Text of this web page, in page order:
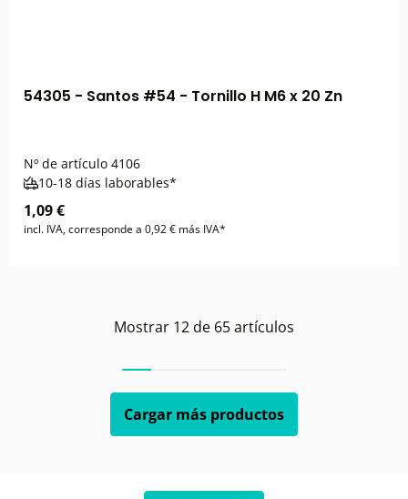
54305 - Santos #54 - Tornillo H M6 x 20 Zn
Nº de artículo 4106
10-18 días laborables*
1,09 €
incl. IVA, corresponde a 0,92 € más IVA*
Mostrar 12de 65artículos
Cargar más productos